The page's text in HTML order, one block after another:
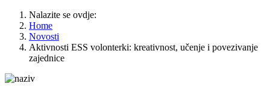
Nalazite se ovdje:
Home
Novosti
Aktivnosti ESS volonterki: kreativnost, učenje i povezivanje
zajednice